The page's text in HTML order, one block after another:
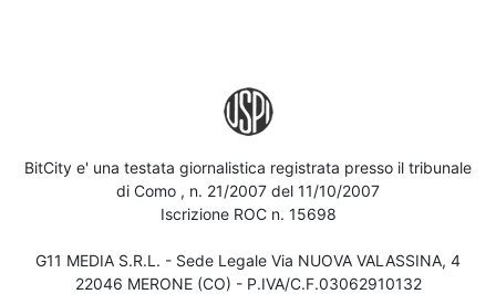
BitCity e' una testata giornalistica registrata presso il tribunale
di Como , n. 21/2007 del 11/10/2007
Iscrizione ROC n. 15698
G11 MEDIA S.R.L. - Sede Legale Via NUOVA VALASSINA, 4
22046 MERONE (CO) - P.IVA/C.F.03062910132